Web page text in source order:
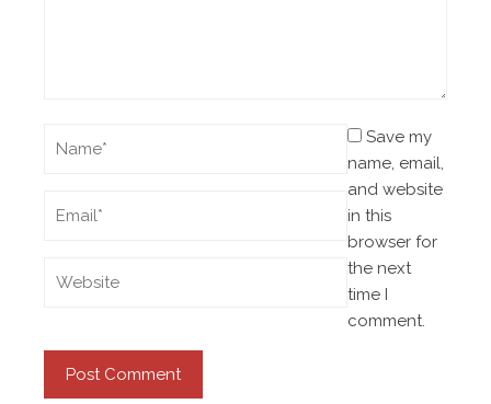
Save my
name, email,
and website
in this
browser for
the next
time I
comment.